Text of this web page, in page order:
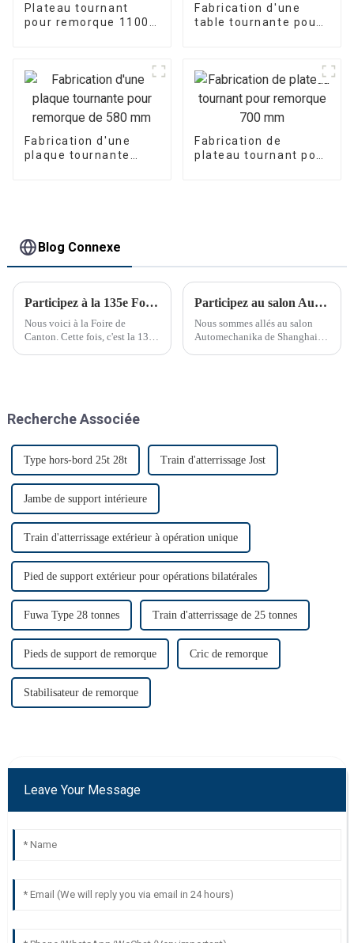
Plateau tournant
pour remorque 1100
Fabrication d'une
table tournante pour
Fabrication d'une
plaque tournante
Fabrication de
plateau tournant pour
Blog Connexe
Participez à la 135e Foire de Canton
Nous voici à la Foire de
Canton. Cette fois, c'est la 135e
Participez au salon Automechanika de Shanghai
Nous sommes allés au salon
Automechanika de Shanghai
monde…
Recherche Associée
Type hors-bord 25t 28t Train d'atterrissage Jost
Jambe de support intérieure
Train d'atterrissage extérieur à opération unique
Pied de support extérieur pour opérations bilatérales
Fuwa Type 28 tonnes Train d'atterrissage de 25 tonnes
Pieds de support de remorque Cric de remorque
Stabilisateur de remorque
Leave Your Message